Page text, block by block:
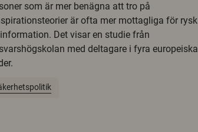
som är mer benägna att tro på
är ofta mer mottagliga för rysk
Det visar en studie från
med deltagare i fyra europeiska